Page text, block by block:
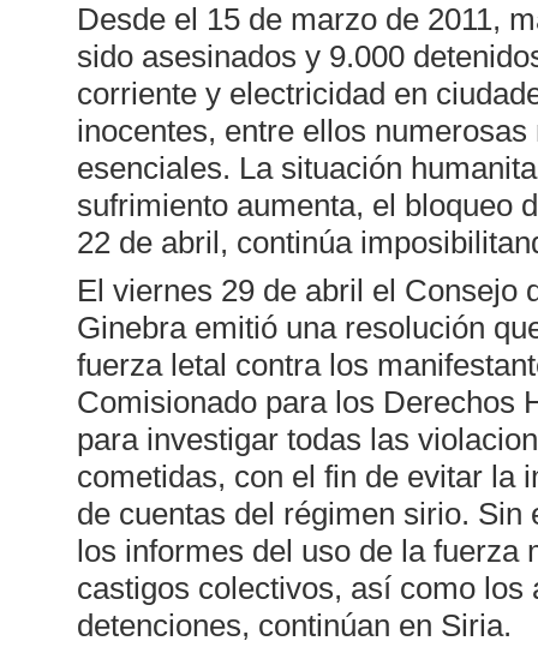
Desde el 15 de marzo de 2011,
sido asesinados y 9.000
corriente y electricidad en
inocentes, entre ellos
esenciales. La situación
sufrimiento aumenta, el bloqueo
22 de abril, continúa
El viernes 29 de abril el Consejo
Ginebra emitió una resolución
fuerza letal contra los
Comisionado para los Derechos
para investigar todas las
cometidas, con el fin de evitar la
de cuentas del régimen sirio.
los informes del uso de la
castigos colectivos, así como
detenciones, continúan en Siria.